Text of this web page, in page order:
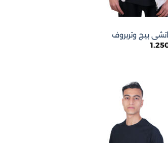
بيج وتربروف